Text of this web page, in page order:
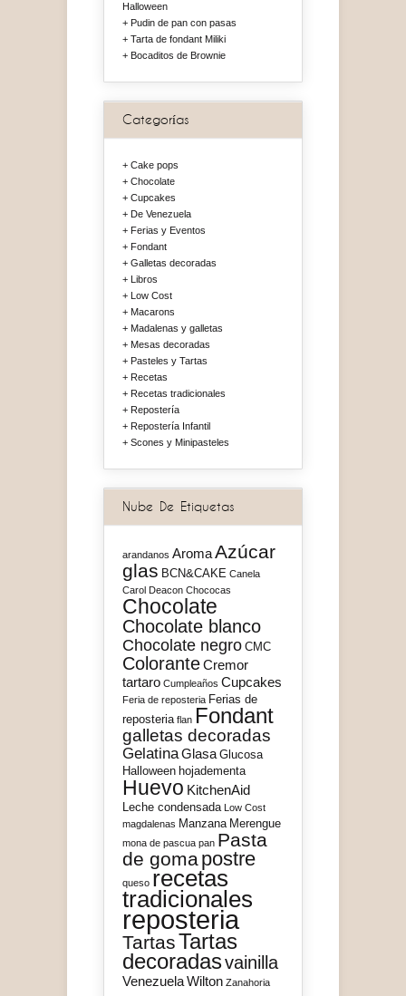
Halloween
Pudin de pan con pasas
Tarta de fondant Miliki
Bocaditos de Brownie
Categorías
Cake pops
Chocolate
Cupcakes
De Venezuela
Ferias y Eventos
Fondant
Galletas decoradas
Libros
Low Cost
Macarons
Madalenas y galletas
Mesas decoradas
Pasteles y Tartas
Recetas
Recetas tradicionales
Repostería
Repostería Infantil
Scones y Minipasteles
Nube De Etiquetas
arandanos AromaAzúcar
glas BCN&CAKE Canela
Carol Deacon Chococas
Chocolate
Chocolate blanco
Chocolate negro CMC
ColoranteCremor
tartaro Cumpleaños Cupcakes
Feria de reposteria Ferias de
reposteria flan Fondant
galletas decoradas
GelatinaGlasa Glucosa
Halloween hojadementa
Huevo KitchenAid
Leche condensada Low Cost
magdalenas Manzana Merengue
mona de pascua pan Pasta
de gomapostre
queso recetas
tradicionales
reposteria
TartasTartas
decoradasvainilla
VenezuelaWilton Zanahoria